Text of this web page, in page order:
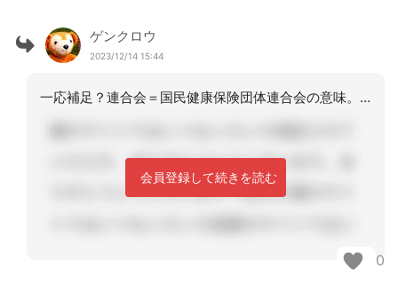
ゲンクロウ
2023/12/14 15:44
一応補足？連合会＝国民健康保険団体連合会の意味。保険者から連合会へ通知とは、区分
会員登録して続きを読む
0